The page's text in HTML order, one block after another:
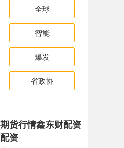
全球
智能
爆发
省政协
货行情鑫东财配资
资